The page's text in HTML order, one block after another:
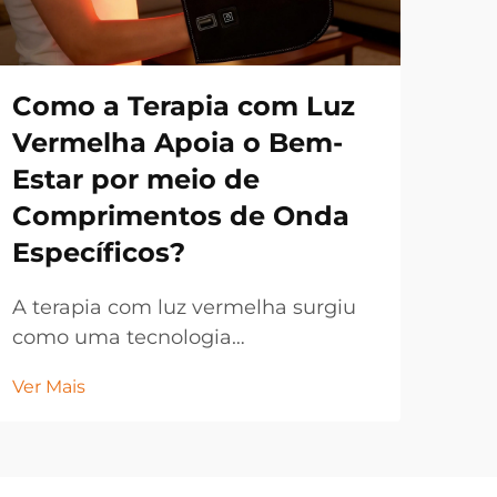
Como a Terapia com Luz
Vermelha Apoia o Bem-
Estar por meio de
Comprimentos de Onda
Específicos?
A terapia com luz vermelha surgiu
como uma tecnologia
aproveita o poder de comprimentos
Ver Mais